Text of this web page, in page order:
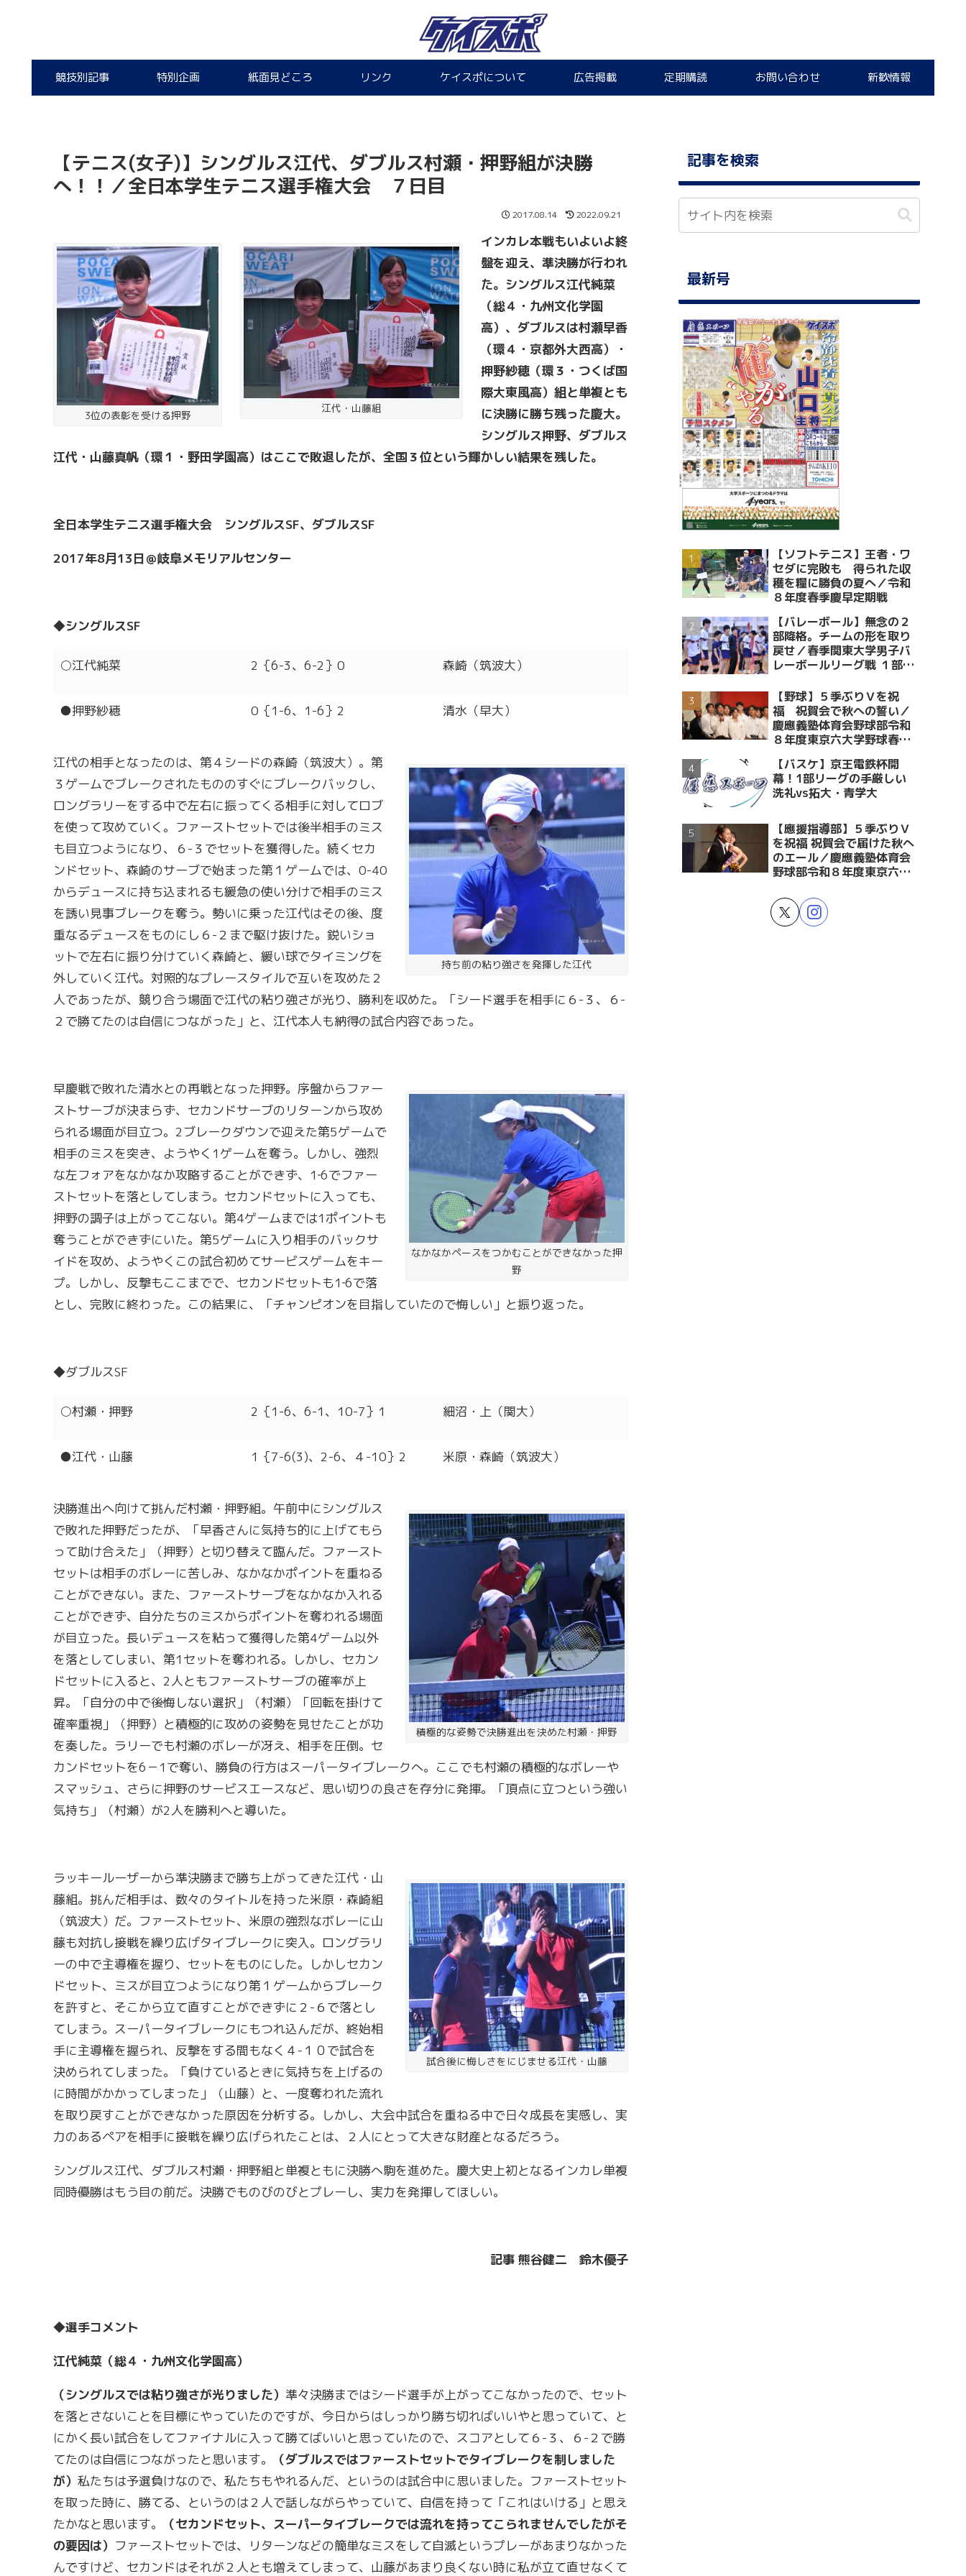
競技別記事 特別企画 紙面見どころ リンク ケイスポについて 広告掲載 定期購読 お問い合わせ 新歓情報
【テニス(女子)】シングルス江代、ダブルス村瀬・押野組が決勝
へ！！／全日本学生テニス選手権大会 ７日目
2017.08.14 2022.09.21
3位の表彰を受ける押野
江代・山藤組
インカレ本戦もいよいよ終
盤を迎え、準決勝が行われ
た。シングルス江代純菜
（総４・九州文化学園
高）、ダブルスは村瀬早香
（環４・京都外大西高）・
押野紗穂（環３・つくば国
際大東風高）組と単複とも
に決勝に勝ち残った慶大。
シングルス押野、ダブルス
江代・山藤真帆（環１・野田学園高）はここで敗退したが、全国３位という輝かしい結果を残した。
全日本学生テニス選手権大会 シングルスSF、ダブルスSF
2017年8月13日＠岐阜メモリアルセンター
◆シングルスSF
○江代純菜 2｛6-3、6-2｝0 森崎（筑波大）
●押野紗穂 0｛1-6、1-6｝2 清水（早大）
持ち前の粘り強さを発揮した江代
江代の相手となったのは、第４シードの森崎（筑波大）。第
３ゲームでブレークされたもののすぐにブレークバックし、
ロングラリーをする中で左右に振ってくる相手に対してロブ
を使って攻めていく。ファーストセットでは後半相手のミス
も目立つようになり、６-３でセットを獲得した。続くセカ
ンドセット、森崎のサーブで始まった第１ゲームでは、0-40
からデュースに持ち込まれるも緩急の使い分けで相手のミス
を誘い見事ブレークを奪う。勢いに乗った江代はその後、度
重なるデュースをものにし６-２まで駆け抜けた。鋭いショ
ットで左右に振り分けていく森崎と、緩い球でタイミングを
外していく江代。対照的なプレースタイルで互いを攻めた２
人であったが、競り合う場面で江代の粘り強さが光り、勝利を収めた。「シード選手を相手に６-３、６-
２で勝てたのは自信につながった」と、江代本人も納得の試合内容であった。
なかなかペースをつかむことができなかった押
野
早慶戦で敗れた清水との再戦となった押野。序盤からファー
ストサーブが決まらず、セカンドサーブのリターンから攻め
られる場面が目立つ。2ブレークダウンで迎えた第5ゲームで
相手のミスを突き、ようやく1ゲームを奪う。しかし、強烈
な左フォアをなかなか攻略することができず、1‐6でファー
ストセットを落としてしまう。セカンドセットに入っても、
押野の調子は上がってこない。第4ゲームまでは1ポイントも
奪うことができずにいた。第5ゲームに入り相手のバックサ
イドを攻め、ようやくこの試合初めてサービスゲームをキー
プ。しかし、反撃もここまでで、セカンドセットも1‐6で落
とし、完敗に終わった。この結果に、「チャンピオンを目指していたので悔しい」と振り返った。
◆ダブルスSF
○村瀬・押野 2｛1-6、6-1、10-7｝1 細沼・上（関大）
●江代・山藤 1｛7-6(3)、2-6、４-10｝2 米原・森崎（筑波大）
積極的な姿勢で決勝進出を決めた村瀬・押野
決勝進出へ向けて挑んだ村瀬・押野組。午前中にシングルス
で敗れた押野だったが、「早香さんに気持ち的に上げてもら
って助け合えた」（押野）と切り替えて臨んだ。ファースト
セットは相手のボレーに苦しみ、なかなかポイントを重ねる
ことができない。また、ファーストサーブをなかなか入れる
ことができず、自分たちのミスからポイントを奪われる場面
が目立った。長いデュースを粘って獲得した第4ゲーム以外
を落としてしまい、第1セットを奪われる。しかし、セカン
ドセットに入ると、2人ともファーストサーブの確率が上
昇。「自分の中で後悔しない選択」（村瀬）「回転を掛けて
確率重視」（押野）と積極的に攻めの姿勢を見せたことが功
を奏した。ラリーでも村瀬のボレーが冴え、相手を圧倒。セ
カンドセットを6－1で奪い、勝負の行方はスーパータイブレークへ。ここでも村瀬の積極的なボレーや
スマッシュ、さらに押野のサービスエースなど、思い切りの良さを存分に発揮。「頂点に立つという強い
気持ち」（村瀬）が2人を勝利へと導いた。
試合後に悔しさをにじませる江代・山藤
ラッキールーザーから準決勝まで勝ち上がってきた江代・山
藤組。挑んだ相手は、数々のタイトルを持った米原・森崎組
（筑波大）だ。ファーストセット、米原の強烈なボレーに山
藤も対抗し接戦を繰り広げタイブレークに突入。ロングラリ
ーの中で主導権を握り、セットをものにした。しかしセカン
ドセット、ミスが目立つようになり第１ゲームからブレーク
を許すと、そこから立て直すことができずに２-６で落とし
てしまう。スーパータイブレークにもつれ込んだが、終始相
手に主導権を握られ、反撃をする間もなく４-１０で試合を
決められてしまった。「負けているときに気持ちを上げるの
に時間がかかってしまった」（山藤）と、一度奪われた流れ
を取り戻すことができなかった原因を分析する。しかし、大会中試合を重ねる中で日々成長を実感し、実
力のあるペアを相手に接戦を繰り広げられたことは、２人にとって大きな財産となるだろう。
シングルス江代、ダブルス村瀬・押野組と単複ともに決勝へ駒を進めた。慶大史上初となるインカレ単複
同時優勝はもう目の前だ。決勝でものびのびとプレーし、実力を発揮してほしい。
記事 熊谷健二 鈴木優子
◆選手コメント
江代純菜（総４・九州文化学園高）
（シングルスでは粘り強さが光りました） 準々決勝まではシード選手が上がってこなかったので、セット
を落とさないことを目標にやっていたのですが、今日からはしっかり勝ち切ればいいやと思っていて、と
にかく長い試合をしてファイナルに入って勝てばいいと思っていたので、スコアとして６-３、６-２で勝
てたのは自信につながったと思います。
（ダブルスではファーストセットでタイブレークを制しました
が） 私たちは予選負けなので、私たちもやれるんだ、というのは試合中に思いました。ファーストセット
を取った時に、勝てる、というのは２人で話しながらやっていて、自信を持って「これはいける」と思え
たかなと思います。
（セカンドセット、スーパータイブレークでは流れを持ってこられませんでしたがそ
の要因は） ファーストセットでは、リターンなどの簡単なミスをして自滅というプレーがあまりなかった
んですけど、セカンドはそれが２人とも増えてしまって、山藤があまり良くない時に私が立て直せなくて
記事を検索
最新号
【ソフトテニス】王者・ワ
セダに完敗も 得られた収
穫を糧に勝負の夏へ／令和
８年度春季慶早定期戦
【バレーボール】無念の２
部降格。チームの形を取り
戻せ／春季関東大学男子バ
レーボールリーグ戦 １部・
【野球】５季ぶりＶを祝
福 祝賀会で秋への誓い／
慶應義塾体育会野球部令和
８年度東京六大学野球春季
～
【バスケ】京王電鉄杯開
幕！1部リーグの手厳しい
洗礼vs拓大・青学大
【應援指導部】５季ぶりＶ
を祝福 祝賀会で届けた秋へ
のエール／慶應義塾体育会
野球部令和８年度東京六大
賀会～後編～